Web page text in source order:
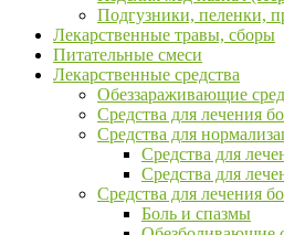
Подгузники, пеленки,
Лекарственные травы, сборы
Питательные смеси
Лекарственные средства
Обеззараживающие
Средства для лечения
Средства для
Средства для
Средства для
Средства для лечения
Боль и спазмы